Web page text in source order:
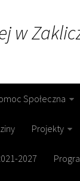
w
Społeczna
Projekty
2027